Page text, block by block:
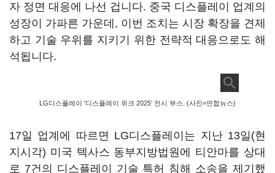
자 정면 대응에 나선 겁니다. 중국 디스플레이 업계의
성장이 가파른 가운데, 이번 조치는 시장 확장을 견제
하고 기술 우위를 지키기 위한 전략적 대응으로도 해
석됩니다.
LG디스플레이 '디스플레이 위크 2025' 전시 부스. (사진=연합뉴스)
17일 업계에 따르면 LG디스플레이는 지난 13일(현
지시각) 미국 텍사스 동부지방법원에 티안마를 상대
로 7건의 디스플레이 기술 특허 침해 소송을 제기했